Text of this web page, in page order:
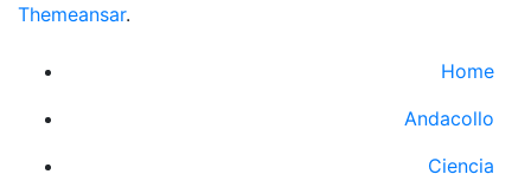
Themeansar.
Home
Andacollo
Ciencia